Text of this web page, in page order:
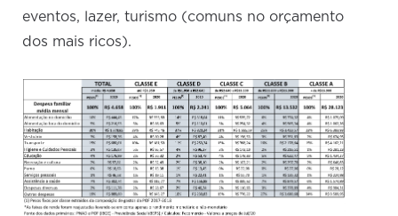
eventos, lazer, turismo (comuns no orçamento
dos mais ricos).